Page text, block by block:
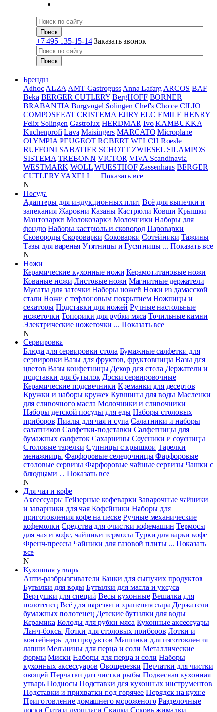
+7 495 135-15-14 Заказать звонок
Бренды
Adhoc ALZA AMT Gastroguss Anna Lafarg ARCOS BAF
Beka BERGER CUTLERY BergHOFF BORNER
BRABANTIA Burgvogel Solingen Chef's Choice CILIO
COMPOSEEAT CRISTEMA EJIRY ELO EMILE HENRY
Felix Solingen Gastrolux HERDMAR Ivo KAMBUKKA
Kuchenprofi Lava Maisingers MARCATO Microplane
OLYMPIA PEUGEOT ROBERT WELCH Roesle
RUFFONI SABATIER SCHOTT ZWIESEL SILAMPOS
SISTEMA TREBONN VICTOR VIVA Scandinavia
WESTMARK WOLL WUESTHOF Zassenhaus BERGER
CUTLERYYAXELL ... Показать все
N
Посуда
Адаптеры для индукционных плит Всё для выпечки и
запекания Жаровни Казаны Кастрюли Ковши Крышки
Мантоварки Молоковарки Молочники Наборы для
фондю Наборы кастрюль и сковород Пароварки
Сковороды Скороварки Соковарки Сотейники Тажины
Тазы для варенья Утятницы и Гусятницы ... Показать все
N
Ножи
Керамические кухонные ножи Керамотитановые ножи
Кованые ножи Листовые ножи Магнитные держатели
Мусаты для заточки Наборы ножей Ножи из дамасской
стали Ножи с тефлоновым покрытием Ножницы и
секаторы Подставки для ножей Ручные настольные
ножеточки Топорики для рубки мяса Точильные камни
Электрические ножеточки ... Показать все
N
Сервировка
Блюда для сервировки стола Бумажные салфетки для
сервировки Вазы для фруктов, фруктовницы Вазы для
цветов Вазы конфетницы Декор для стола Держатели и
подставки для бутылок Доски сервировочные
Керамические подсвечники Креманки для десертов
Кружки и наборы кружек Кувшины для воды Масленки
для сливочного масла Молочники и сливочники
Наборы детской посуды для еды Наборы столовых
приборов Пиалы для чая и супа Салатники и наборы
салатников Салфетки-подставки Салфетницы для
бумажных салфеток Сахарницы Соусники и соусницы
Столовые тарелки Супницы с крышкой Тарелки
менажницы Фарфоровые селедочницы Фарфоровые
столовые сервизы Фарфоровые чайные сервизы Чашки с
блюдцами ... Показать все
N
Для чая и кофе
Аксессуары Гейзерные кофеварки Заварочные чайники
и заварники для чая Кофейники Наборы для
приготовления кофе на песке Ручные механические
кофемолки Средства для очистки кофемашин Термосы
для чая и кофе, чайники термосы Турки для варки кофе
Френч-прессы Чайники для газовой плиты ... Показать
все
N
Кухонная утварь
Анти-разбрызгиватели Банки для сыпучих продуктов
Бутылки для воды Бутылки для масла и уксуса
Вертушки для специй Весы кухонные Вешалка для
полотенец Всё для нарезки и хранения сыра Держатели
бумажных полотенец Детские бутылки для воды
Керамика Колоды для рубки мяса Кухонные аксессуары
Ланч-боксы Лотки для столовых приборов Лотки и
контейнеры для продуктов Машинки для изготовления
лапши Мельницы для перца и соли Металлические
формы Миски Наборы для перца и соли Наборы
кухонных аксессуаров Овощерезки Перчатки для чистки
овощей Перчатки для чистки рыбы Подвесная кухонная
утварь Подносы Подставки для кухонных инструментов
Подставки и прихватки под горячее Порядок на кухне
Приготовление домашнего мороженого Разделочные
доски Сита и дуршлаги Скалки Соковыжималки